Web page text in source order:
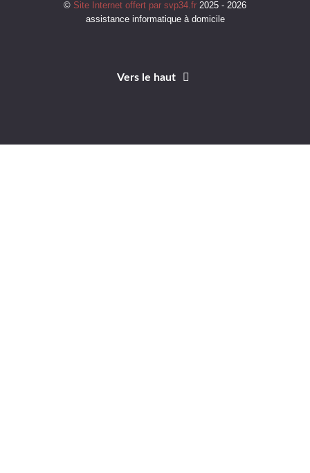
© Site Internet offert par svp34.fr 2025 - 2026
assistance informatique à domicile
Vers le haut